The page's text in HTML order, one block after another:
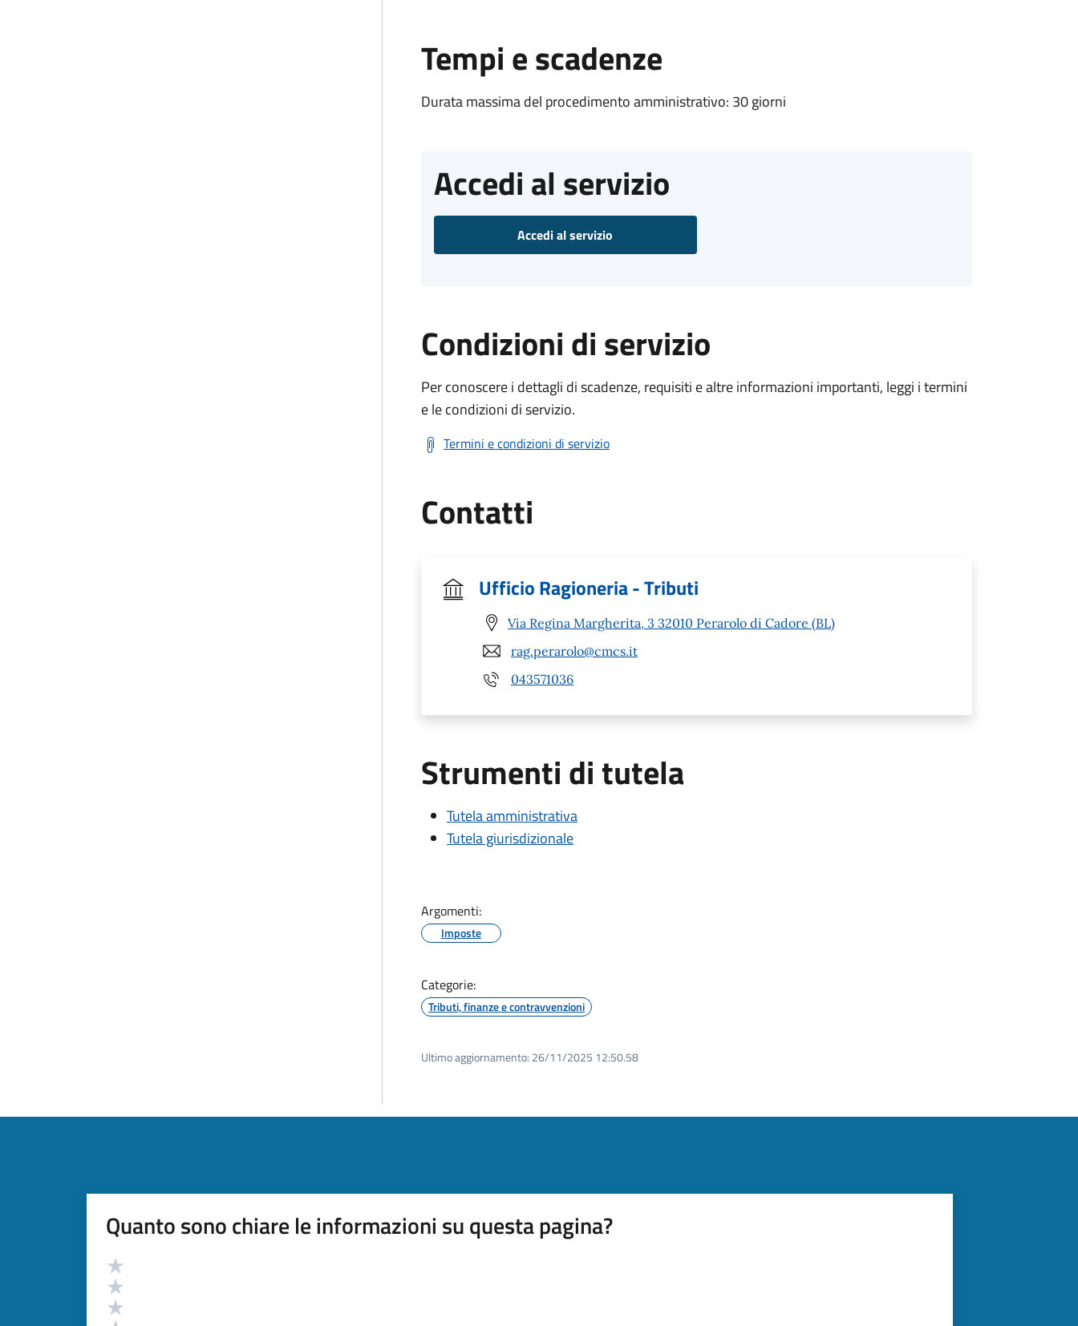
Tempi e scadenze
Durata massima del procedimento amministrativo: 30 giorni
Accedi al servizio
Accedi al servizio
Condizioni di servizio
Per conoscere i dettagli di scadenze, requisiti e altre informazioni importanti, leggi i termini
e le condizioni di servizio.
Termini e condizioni di servizio
Contatti
Ufficio Ragioneria - Tributi
Via Regina Margherita, 3 32010 Perarolo di Cadore (BL)
rag.perarolo@cmcs.it
043571036
Strumenti di tutela
Tutela amministrativa
Tutela giurisdizionale
Argomenti:
Imposte
Categorie:
Tributi, finanze e contravvenzioni
Ultimo aggiornamento: 26/11/2025 12:50.58
Quanto sono chiare le informazioni su questa pagina?
Valutazione